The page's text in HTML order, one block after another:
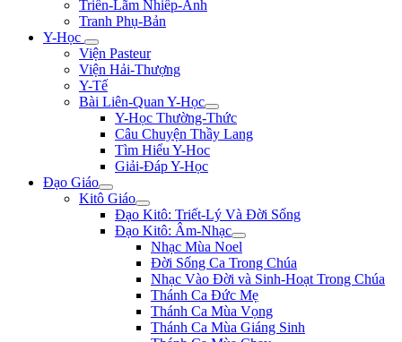
Triển-Lãm Nhiếp-Ảnh
Tranh Phụ-Bản
Y-Học
Viện Pasteur
Viện Hải-Thượng
Y-Tế
Bài Liên-Quan Y-Học
Y-Học Thường-Thức
Câu Chuyện Thầy Lang
Tìm Hiểu Y-Hoc
Giải-Đáp Y-Học
Đạo Giáo
Kitô Giáo
Đạo Kitô: Triết-Lý Và Đời Sống
Đạo Kitô: Âm-Nhạc
Nhạc Mùa Noel
Đời Sống Ca Trong Chúa
Nhạc Vào Đời và Sinh-Hoạt Trong Chúa
Thánh Ca Đức Mẹ
Thánh Ca Mùa Vọng
Thánh Ca Mùa Giáng Sinh